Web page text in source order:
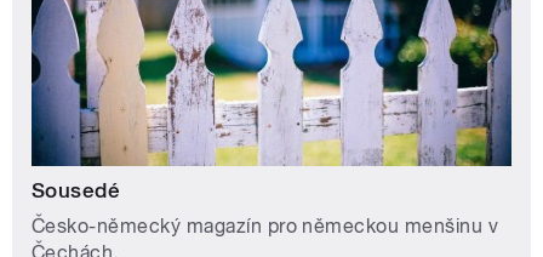
Sousedé
Česko-německý magazín pro německou menšinu v